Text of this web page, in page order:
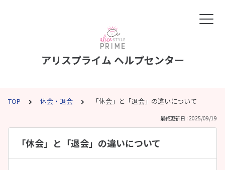
アリスプライム ヘルプセンター
TOP 休会・退会 「休会」と「退会」の違いについて
最終更新日 : 2025/09/19
「休会」と「退会」の違いについて